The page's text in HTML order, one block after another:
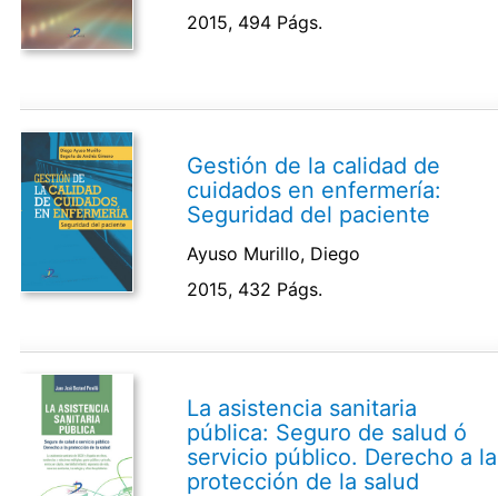
2015, 494 Págs.
Gestión de la calidad de
cuidados en enfermería:
Seguridad del paciente
Ayuso Murillo, Diego
2015, 432 Págs.
La asistencia sanitaria
pública: Seguro de salud ó
servicio público. Derecho a la
protección de la salud